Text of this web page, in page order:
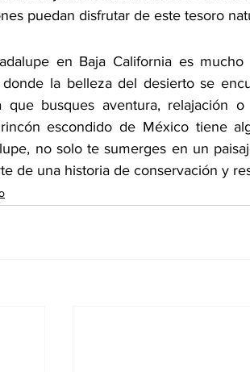
puedan disfrutar de este tesoro
en Baja California es
donde la belleza del desierto se
que busques aventura, relajación
escondido de México tiene
no solo te sumerges en un
de una historia de conservación y